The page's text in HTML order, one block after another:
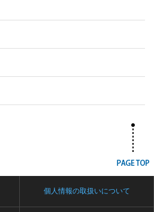
個人情報の取扱いについて